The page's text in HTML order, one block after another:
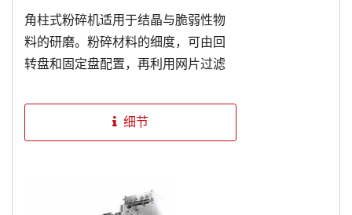
角柱式粉碎机适用于结晶与脆弱性物
料的研磨。粉碎材料的细度，可由回
转盘和固定盘配置，再利用网片过滤
碎种类广泛，刀具可互换调整选用，
机台容易清洁保养(全机可水洗)。
细节